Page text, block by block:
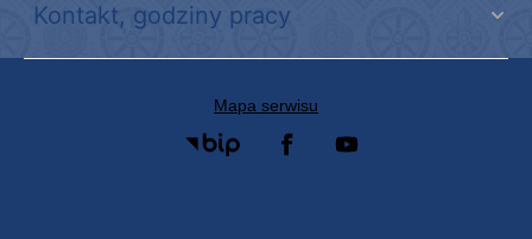
Kontakt, godziny pracy
Mapa serwisu